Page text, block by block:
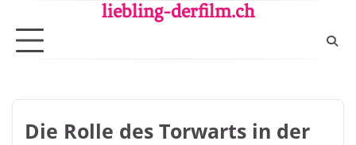
content
liebling-derfilm.ch
Die Rolle des Torwarts in der